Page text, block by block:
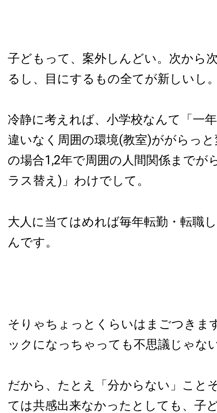
子どもって、案外しんどい。次から
るし、目にするもの全てが新しいし
冷静に考えれば、小学校なんて「一
違いなく周囲の環境(教室)ががらっ
の場合1,2年で周囲の人間関係までが
ラス替え)」わけでして。
大人に当てはめれば毎年転勤・転職
んです。
そりゃちょっとくらいはまごつきま
ックになっちゃっても不思議じゃな
だから、たとえ「分からない」こと
ては共感出来なかったとしても、子